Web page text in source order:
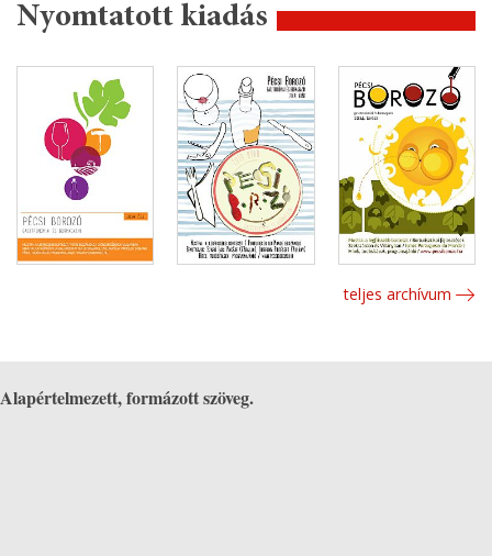
Nyomtatott kiadás
teljes archívum
Alapértelmezett, formázott szöveg.